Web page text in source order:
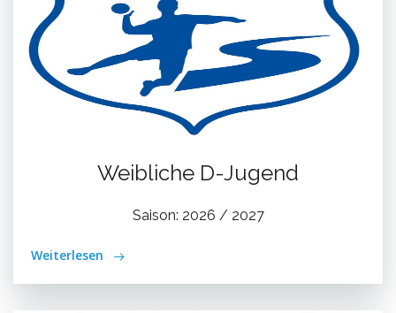
Weibliche D-Jugend
Saison: 2026 / 2027
Weiterlesen